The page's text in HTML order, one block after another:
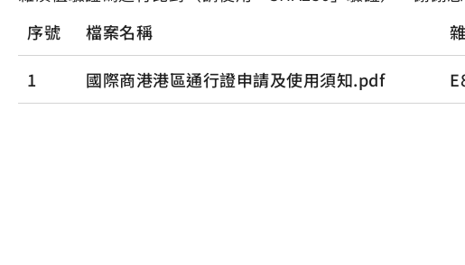
序號
檔案名稱
1 國際商港港區通行證申請及使用須知.pdf